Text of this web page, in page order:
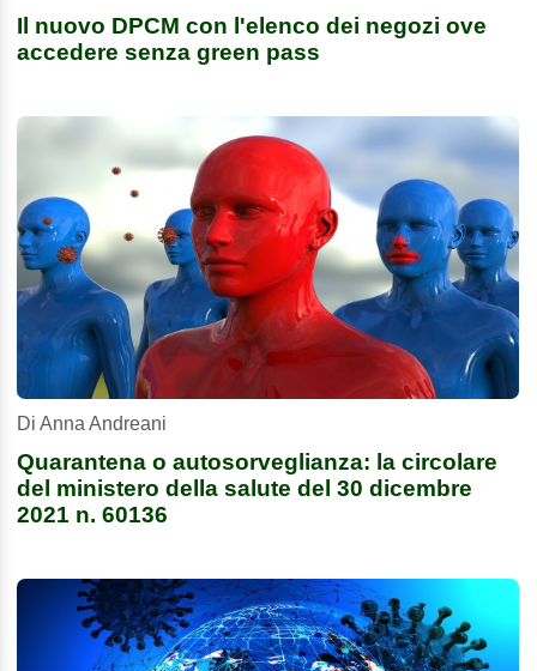
Il nuovo DPCM con l'elenco dei negozi ove
accedere senza green pass
Di Anna Andreani
Quarantena o autosorveglianza: la circolare
del ministero della salute del 30 dicembre
2021 n. 60136